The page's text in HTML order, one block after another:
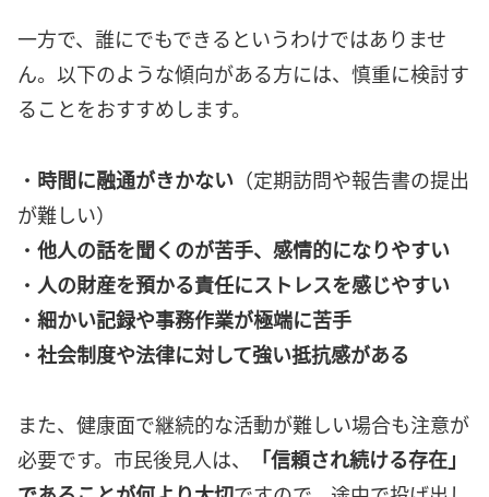
一方で、誰にでもできるというわけではありませ
ん。以下のような傾向がある方には、慎重に検討す
ることをおすすめします。
・ 時間に融通がきかない （定期訪問や報告書の提出
が難しい）
・ 他人の話を聞くのが苦手、感情的になりやすい
・ 人の財産を預かる責任にストレスを感じやすい
・ 細かい記録や事務作業が極端に苦手
・ 社会制度や法律に対して強い抵抗感がある
また、健康面で継続的な活動が難しい場合も注意が
必要です。市民後見人は、
「信頼され続ける存在」